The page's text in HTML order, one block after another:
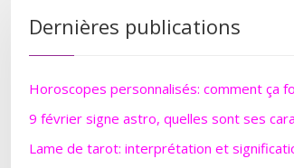
Dernières publications
Horoscopes personnalisés: comment ça
9 février signe astro, quelles sont ses
Lame de tarot: interprétation et